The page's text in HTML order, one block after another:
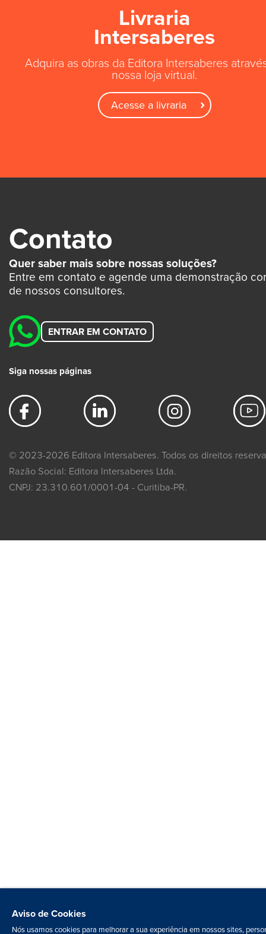
Livraria
Intersaberes
Adquira as obras da Editora Intersaberes
nossa loja virtual.
Acesse a livraria
Contato
Quer saber mais sobre nossas soluções?
Entre em contato e agende uma demonstração
de nossos consultores.
ENTRAR EM CONTATO
Siga nossas páginas
© 2023-2026 Editora Intersaberes. Todos os direitos
Razão Social: Editora Intersaberes Ltda.
CNPJ: 23.310.601/0001-04 - Curitiba-PR.
Aviso de Cookies
Nós usamos cookies para melhorar a sua experiência em nossos sites,